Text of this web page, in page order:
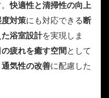
。快適性と清掃性の向上
対策にも対応できる 断
浴室設計を実現しま
疲れを癒す空間 として
気性の改善に配慮した